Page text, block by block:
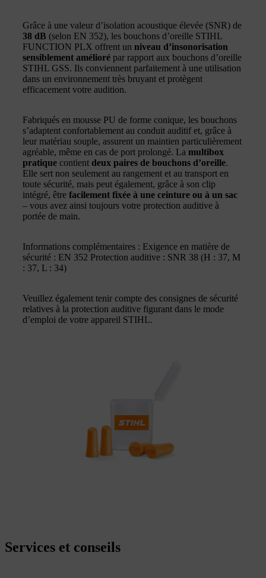
Grâce à une valeur d’isolation acoustique élevée (SNR) de
38 dB (selon EN 352), les bouchons d’oreille STIHL
FUNCTION PLX offrent un niveau d’insonorisation
sensiblement amélioré par rapport aux bouchons d’oreille
STIHL GSS. Ils conviennent parfaitement à une utilisation
dans un environnement très bruyant et protègent
efficacement votre audition.
Fabriqués en mousse PU de forme conique, les bouchons
s’adaptent confortablement au conduit auditif et, grâce à
leur matériau souple, assurent un maintien particulièrement
agréable, même en cas de port prolongé. La multibox
pratique contient deux paires de bouchons d’oreille.
Elle sert non seulement au rangement et au transport en
toute sécurité, mais peut également, grâce à son clip
intégré, être facilement fixée à une ceinture ou à un sac
– vous avez ainsi toujours votre protection auditive à
portée de main.
Informations complémentaires : Exigence en matière de
sécurité : EN 352 Protection auditive : SNR 38 (H : 37, M
: 37, L : 34)
Veuillez également tenir compte des consignes de sécurité
relatives à la protection auditive figurant dans le mode
d’emploi de votre appareil STIHL.
Services et conseils